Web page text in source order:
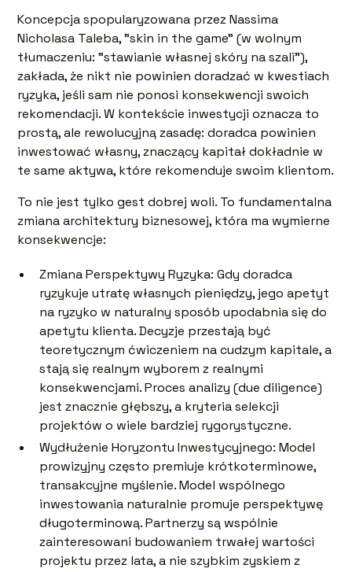
Koncepcja spopularyzowana przez Nassima
Nicholasa Taleba, "skin in the game" (w wolnym
tłumaczeniu: "stawianie własnej skóry na szali"),
zakłada, że nikt nie powinien doradzać w kwestiach
ryzyka, jeśli sam nie ponosi konsekwencji swoich
rekomendacji. W kontekście inwestycji oznacza to
prostą, ale rewolucyjną zasadę: doradca powinien
inwestować własny, znaczący kapitał dokładnie w
te same aktywa, które rekomenduje swoim klientom.
To nie jest tylko gest dobrej woli. To fundamentalna
zmiana architektury biznesowej, która ma wymierne
konsekwencje:
Zmiana Perspektywy Ryzyka: Gdy doradca
ryzykuje utratę własnych pieniędzy, jego apetyt
na ryzyko w naturalny sposób upodabnia się do
apetytu klienta. Decyzje przestają być
teoretycznym ćwiczeniem na cudzym kapitale, a
stają się realnym wyborem z realnymi
konsekwencjami. Proces analizy (due diligence)
jest znacznie głębszy, a kryteria selekcji
projektów o wiele bardziej rygorystyczne.
Wydłużenie Horyzontu Inwestycyjnego: Model
prowizyjny często premiuje krótkoterminowe,
transakcyjne myślenie. Model wspólnego
inwestowania naturalnie promuje perspektywę
długoterminową. Partnerzy są wspólnie
zainteresowani budowaniem trwałej wartości
projektu przez lata, a nie szybkim zyskiem z